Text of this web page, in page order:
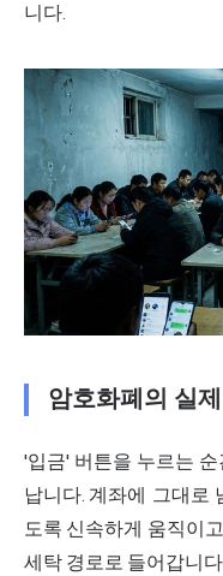
니다.
암호화폐의 실
'입금' 버튼을 누르는
납니다. 계좌에 그대로
도록 신속하게 움직이
세탁 경로로 들어갑니